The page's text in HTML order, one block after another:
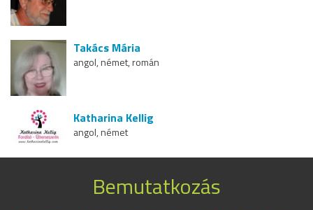
Takács Mária
angol, német, román
Katharina Kellig
angol, német
Bemutatkozás